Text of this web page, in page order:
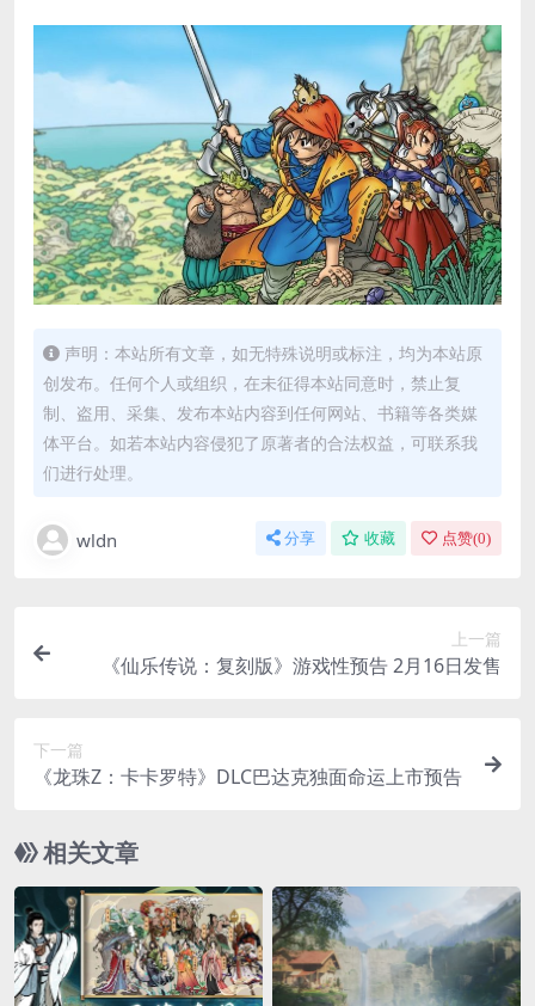
声明：本站所有文章，如无特殊说明或标注，均为本站原
创发布。任何个人或组织，在未征得本站同意时，禁止复
制、盗用、采集、发布本站内容到任何网站、书籍等各类媒
体平台。如若本站内容侵犯了原著者的合法权益，可联系我
们进行处理。
wldn 分享 收藏 点赞(0)
上一篇
《仙乐传说：复刻版》游戏性预告 2月16日发售
下一篇
《龙珠Z：卡卡罗特》DLC巴达克独面命运上市预告
相关文章